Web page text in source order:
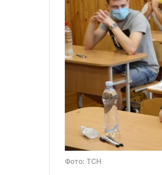
Фото: ТСН